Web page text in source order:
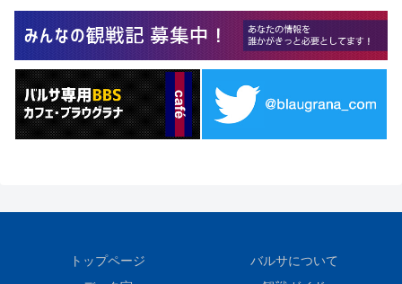
トップページ
バルサについて